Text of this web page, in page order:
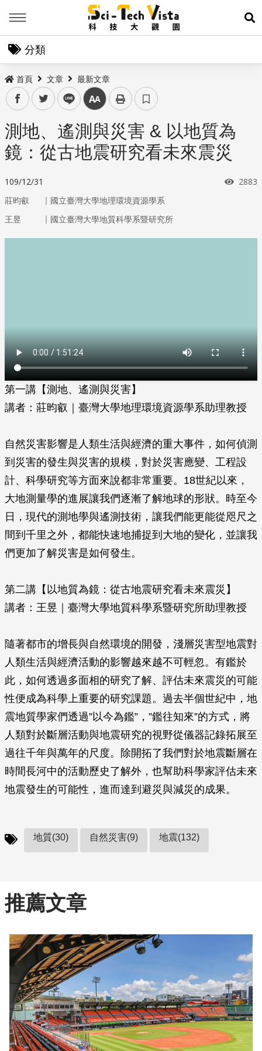
展
分類
首頁 文章 最新文章
facebooktwitter line 中
測地、遙測與災害 & 以地質為
鏡：從古地震研究看未來震災
109/12/31 瀏覽
2883
莊昀叡 ｜ 國立臺灣大學地理環境資源學系
王昱
｜ 國立臺灣大學地質科學系暨研究所
第一講【測地、遙測與災害】
講者：莊昀叡｜臺灣大學地理環境資源學系助理教授
自然災害影響是人類生活與經濟的重大事件，如何偵測
到災害的發生與災害的規模，對於災害應變、工程設
計、科學研究等方面來說都非常重要。18世紀以來，
大地測量學的進展讓我們逐漸了解地球的形狀。時至今
日，現代的測地學與遙測技術，讓我們能更能從咫尺之
間到千里之外，都能快速地捕捉到大地的變化，並讓我
們更加了解災害是如何發生。
第二講【以地質為鏡：從古地震研究看未來震災】
講者：王昱｜臺灣大學地質科學系暨研究所助理教授
隨著都市的增長與自然環境的開發，淺層災害型地震對
人類生活與經濟活動的影響越來越不可輕忽。有鑑於
此，如何透過多面相的研究了解、評估未來震災的可能
性便成為科學上重要的研究課題。過去半個世紀中，地
震地質學家們透過”以今為鑑”，”鑑往知來”的方式，將
人類對於斷層活動與地震研究的視野從儀器記錄拓展至
過往千年與萬年的尺度。除開拓了我們對於地震斷層在
時間長河中的活動歷史了解外，也幫助科學家評估未來
地震發生的可能性，進而達到避災與減災的成果。
地質(30) 自然災害(9) 地震(132)
推薦文章